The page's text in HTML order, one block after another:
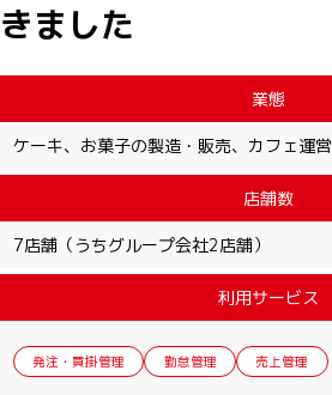
きました
業態
ケーキ、お菓子の製造・販売、カフェ運営
店舗数
7店舗（うちグループ会社2店舗）
利用サービス
発注・買掛管理 勤怠管理 売上管理